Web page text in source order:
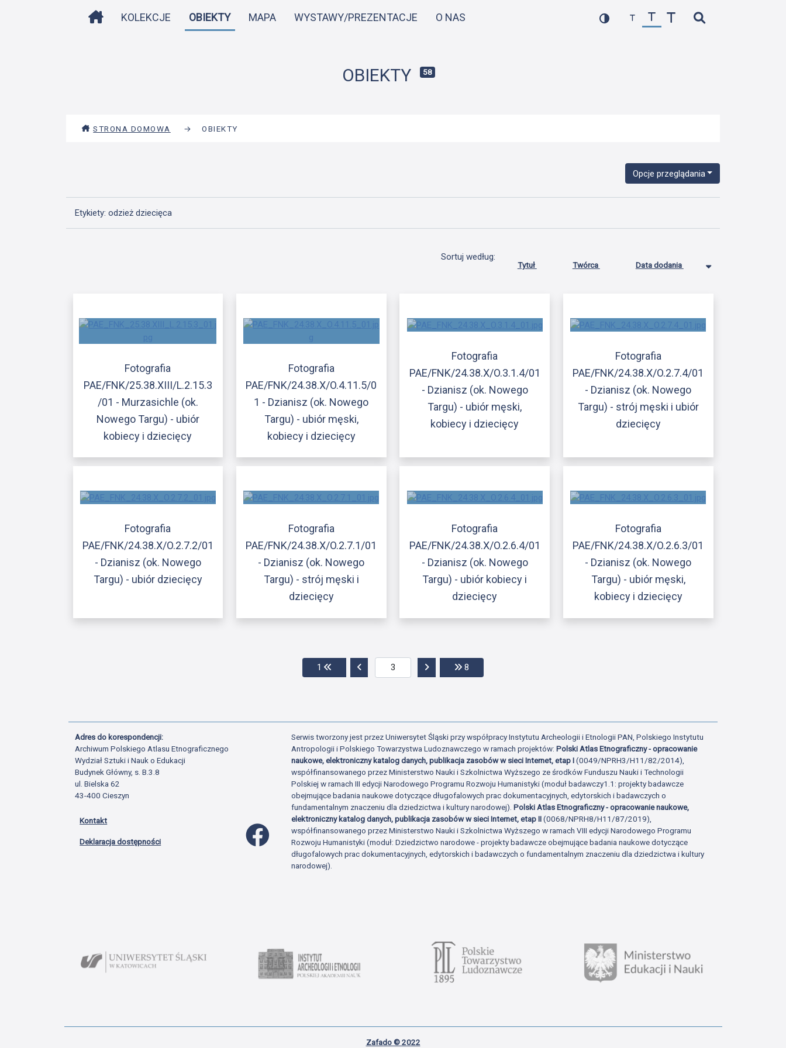
do
STRONA DOMOWA
KOLEKCJE OBIEKTY MAPA WYSTAWY/PREZENTACJE O NAS
OBIEKTY 58
STRONA DOMOWA → OBIEKTY
Opcje przeglądania
Etykiety: odzież dziecięca
Sortuj według:
Tytuł Twórca Data dodania
Fotografia
PAE/FNK/25.38.XIII/L.2.15.3
/01 - Murzasichle (ok.
Nowego Targu) - ubiór
kobiecy i dziecięcy
Fotografia
PAE/FNK/24.38.X/O.4.11.5/0
1 - Dzianisz (ok. Nowego
Targu) - ubiór męski,
kobiecy i dziecięcy
Fotografia
PAE/FNK/24.38.X/O.3.1.4/01
- Dzianisz (ok. Nowego
Targu) - ubiór męski,
kobiecy i dziecięcy
Fotografia
PAE/FNK/24.38.X/O.2.7.4/01
- Dzianisz (ok. Nowego
Targu) - strój męski i ubiór
dziecięcy
Fotografia
PAE/FNK/24.38.X/O.2.7.2/01
- Dzianisz (ok. Nowego
Targu) - ubiór dziecięcy
Fotografia
PAE/FNK/24.38.X/O.2.7.1/01
- Dzianisz (ok. Nowego
Targu) - strój męski i
dziecięcy
Fotografia
PAE/FNK/24.38.X/O.2.6.4/01
- Dzianisz (ok. Nowego
Targu) - ubiór kobiecy i
dziecięcy
Fotografia
PAE/FNK/24.38.X/O.2.6.3/01
- Dzianisz (ok. Nowego
Targu) - ubiór męski,
kobiecy i dziecięcy
1 Przejdź do pierwszej strony
Przejdź do poprzedniej stronyPrzejdź do następnej strony
8
Adres do korespondencji:
Archiwum Polskiego Atlasu Etnograficznego
Wydział Sztuki i Nauk o Edukacji
Budynek Główny, s. B.3.8
ul. Bielska 62
43-400 Cieszyn
Kontakt
Deklaracja dostępności
Profil Facebook
Serwis tworzony jest przez Uniwersytet Śląski przy współpracy Instytutu Archeologii i Etnologii PAN, Polskiego Instytutu
Antropologii i Polskiego Towarzystwa Ludoznawczego w ramach projektów:Polski Atlas Etnograficzny - opracowanie
naukowe, elektroniczny katalog danych, publikacja zasobów w sieci Internet, etap I(0049/NPRH3/H11/82/2014),
współfinansowanego przez Ministerstwo Nauki i Szkolnictwa Wyższego ze środków Funduszu Nauki i Technologii
Polskiej w ramach III edycji Narodowego Programu Rozwoju Humanistyki (moduł badawczy1.1: projekty badawcze
obejmujące badania naukowe dotyczące długofalowych prac dokumentacyjnych, edytorskich i badawczych o
fundamentalnym znaczeniu dla dziedzictwa i kultury narodowej).Polski Atlas Etnograficzny - opracowanie naukowe,
elektroniczny katalog danych, publikacja zasobów w sieci Internet, etap II(0068/NPRH8/H11/87/2019),
współfinansowanego przez Ministerstwo Nauki i Szkolnictwa Wyższego w ramach VIII edycji Narodowego Programu
Rozwoju Humanistyki (moduł: Dziedzictwo narodowe - projekty badawcze obejmujące badania naukowe dotyczące
długofalowych prac dokumentacyjnych, edytorskich i badawczych o fundamentalnym znaczeniu dla dziedzictwa i kultury
narodowej).
Zafado © 2022